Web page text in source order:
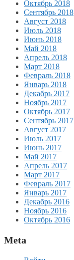
Октябрь 2018
Сентябрь 2018
Август 2018
Июль 2018
Июнь 2018
Май 2018
Апрель 2018
Март 2018
Февраль 2018
Январь 2018
Декабрь 2017
Ноябрь 2017
Октябрь 2017
Сентябрь 2017
Август 2017
Июль 2017
Июнь 2017
Май 2017
Апрель 2017
Март 2017
Февраль 2017
Январь 2017
Декабрь 2016
Ноябрь 2016
Октябрь 2016
Meta